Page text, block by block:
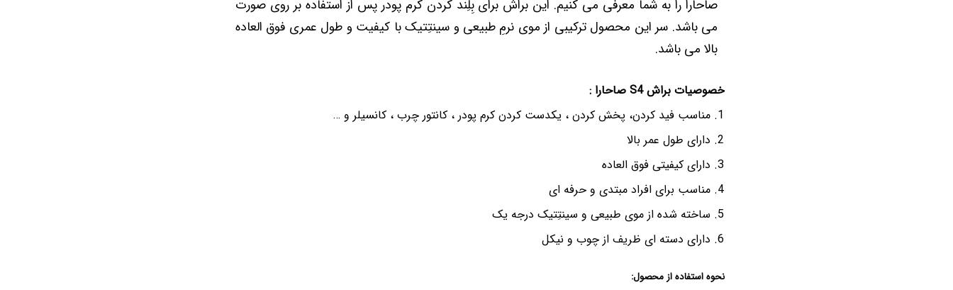
صاحارا را به شما معرفی می کنیم. این براش برای بِلِند کردن کرم پودر پس از استفاده بر روی صورت
می باشد. سر این محصول ترکیبی از موی نرمِ طبیعی و سینتِتیک با کیفیت و طول عمری فوق العاده
بالا می باشد.
خصوصیات براش S4 صاحارا :
مناسب فید کردن، پخش کردن ، یکدست کردن کرم پودر ، کانتور چرب ، کانسیلر و …
دارای طول عمر بالا
دارای کیفیتی فوق العاده
مناسب برای افراد مبتدی و حرفه ای
ساخته شده از موی طبیعی و سینتِتیک درجه یک
دارای دسته ای ظریف از چوب و نیکل
نحوه استفاده از محصول: